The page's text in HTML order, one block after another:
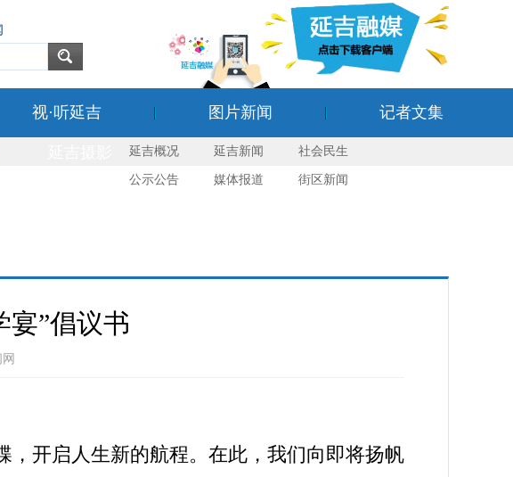
视·听延吉 图片新闻 记者文集
延吉概况 延吉新闻 社会民生
公示公告 媒体报道 街区新闻
宴”倡议书
开启人生新的航程。在此，我们向即将扬帆